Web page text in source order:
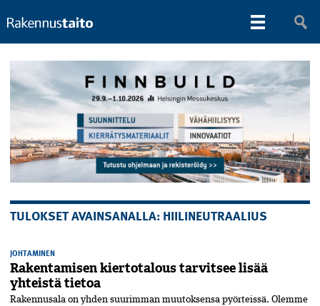
TULOKSET AVAINSANALLA: HIILINEUTRAALIUS
JOHTAMINEN
Rakentamisen kiertotalous tarvitsee lisää
yhteistä tietoa
Rakennusala on yhden suurimman muutoksensa pyörteissä. Olemme